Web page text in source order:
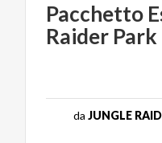
Pacchetto
Raider Park
da JUNGLE